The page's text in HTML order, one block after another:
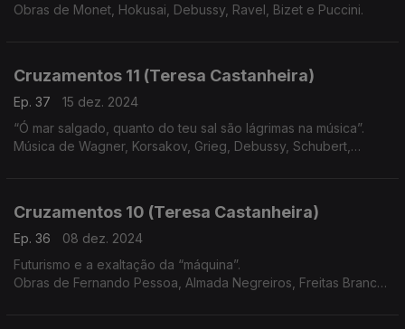
Obras de Monet, Hokusai, Debussy, Ravel, Bizet e Puccini.
Cruzamentos 11 (Teresa Castanheira)
Ep. 37
15 dez. 2024
“Ó mar salgado, quanto do teu sal são lágrimas na música”.
Música de Wagner, Korsakov, Grieg, Debussy, Schubert,
Cruzamentos 10 (Teresa Castanheira)
Ep. 36
08 dez. 2024
Futurismo e a exaltação da “máquina”.
Obras de Fernando Pessoa, Almada Negreiros, Freitas Branco,